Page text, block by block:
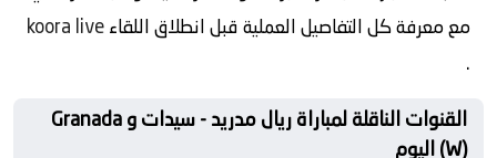
مع معرفة كل التفاصيل العملية قبل انطلاق اللقاءkoora live
.
القنوات الناقلة لمباراة ريال مدريد - سيدات و Granada
(W) اليوم